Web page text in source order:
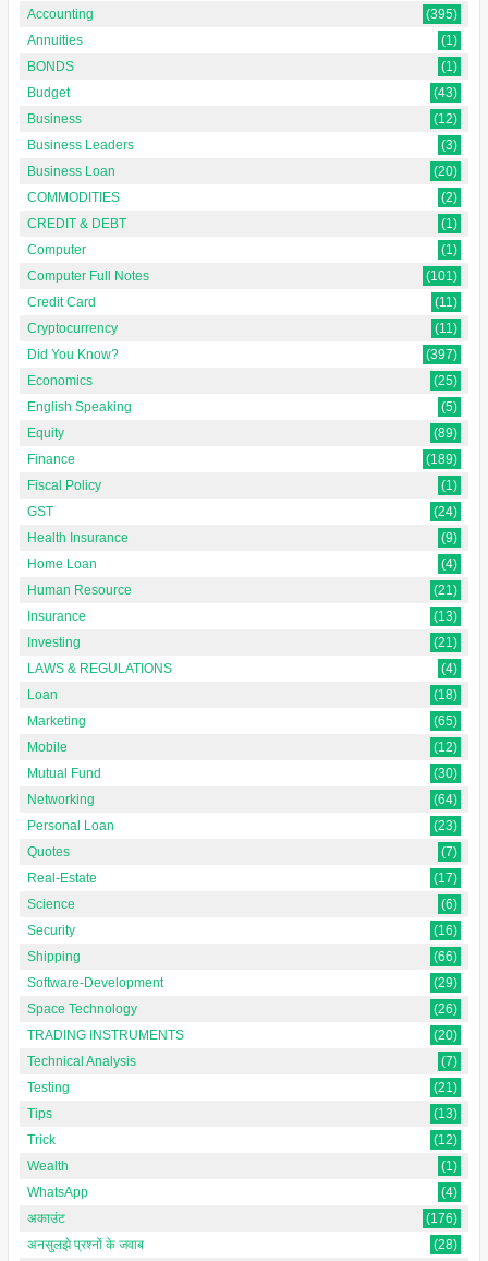
Accounting
(395)
Annuities
(1)
BONDS
(1)
Budget
(43)
Business
(12)
Business Leaders
(3)
Business Loan
(20)
COMMODITIES
(2)
CREDIT & DEBT
(1)
Computer
(1)
Computer Full Notes
(101)
Credit Card
(11)
Cryptocurrency
(11)
Did You Know?
(397)
Economics
(25)
English Speaking
(5)
Equity
(89)
Finance
(189)
Fiscal Policy
(1)
GST
(24)
Health Insurance
(9)
Home Loan
(4)
Human Resource
(21)
Insurance
(13)
Investing
(21)
LAWS & REGULATIONS
(4)
Loan
(18)
Marketing
(65)
Mobile
(12)
Mutual Fund
(30)
Networking
(64)
Personal Loan
(23)
Quotes
(7)
Real-Estate
(17)
Science
(6)
Security
(16)
Shipping
(66)
Software-Development
(29)
Space Technology
(26)
TRADING INSTRUMENTS
(20)
Technical Analysis
(7)
Testing
(21)
Tips
(13)
Trick
(12)
Wealth
(1)
WhatsApp
(4)
अकाउंट
(176)
अनसुलझे प्रश्नों के जवाब
(28)